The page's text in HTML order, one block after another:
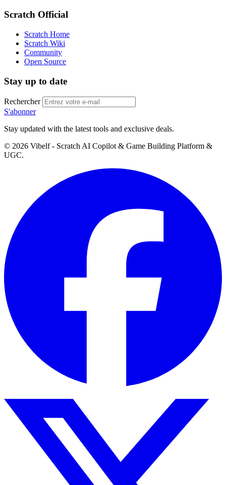
Scratch Official
Scratch Home
Scratch Wiki
Community
Open Source
Stay up to date
Rechercher
S'abonner
Stay updated with the latest tools and exclusive deals.
© 2026 Vibelf - Scratch AI Copilot & Game Building Platform &
UGC.